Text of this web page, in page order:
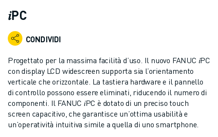
GAMMA ROBOTICA
CONTROLLER PER ROBOT
ACCESSORI PER ROBOT
SOFTWARE ROBOTICO
SOFTWARE DI SIMULAZIONE
PRODOTTI DI ROBOTICA PER EDUCATION
AUTOMAZIONE ROBOTICA
ROBOT DI SALDATURA AD ARCO
ROBOT ANTROPOMORFI
SERIE ARC MATE
𝑖PC
CONDIVIDI
Progettato per la massima facilità d’uso. Il nuovo FANUC 𝑖PC
con display LCD widescreen supporta sia l’orientamento
verticale che orizzontale. La tastiera hardware e il pannello
di controllo possono essere eliminati, riducendo il numero di
componenti. Il FANUC 𝑖PC è dotato di un preciso touch
screen capacitivo, che garantisce un’ottima usabilità e
un’operatività intuitiva simile a quella di uno smartphone.